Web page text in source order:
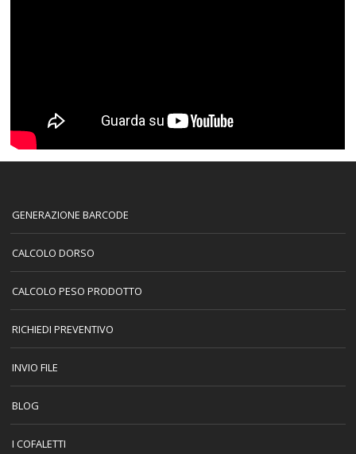
GENERAZIONE BARCODE
CALCOLO DORSO
CALCOLO PESO PRODOTTO
RICHIEDI PREVENTIVO
INVIO FILE
BLOG
I COFALETTI